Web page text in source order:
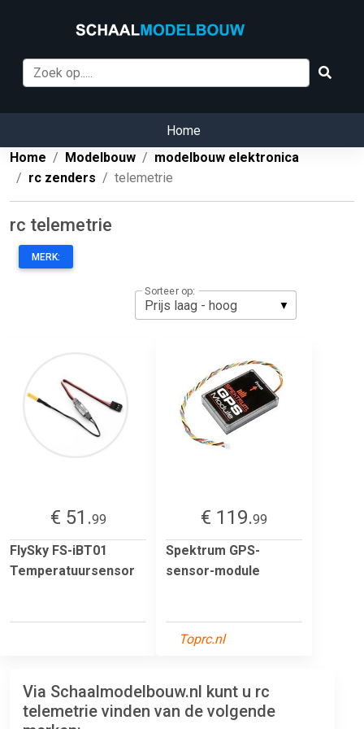
Home
Home
Modelbouw
modelbouw elektronica
rc zenders
telemetrie
rc telemetrie
MERK:
Sorteer op:
€ 51.99
FlySky FS-iBT01
Temperatuursensor
€ 119.99
Spektrum GPS-
sensor-module
Toprc.nl
Via Schaalmodelbouw.nl kunt u rc
telemetrie vinden van de volgende